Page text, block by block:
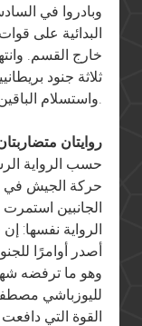
وبادروا في
البدائية على
خارج القسم.
روايتان
حسب الرواية
الجانبين
الرواية نفسها:
أصدر أوامرًا
لليوزباشي
القوة التي